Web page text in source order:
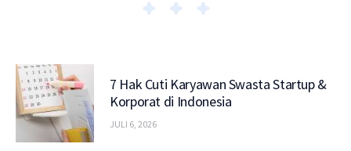
7 Hak Cuti Karyawan Swasta Startup &
Korporat di Indonesia
JULI 6, 2026